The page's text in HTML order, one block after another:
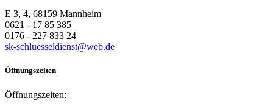
E 3, 4, 68159 Mannheim
0621 - 17 85 385
0176 - 227 833 24
sk-schluesseldienst@web.de
Öffnungszeiten
Öffnungszeiten: